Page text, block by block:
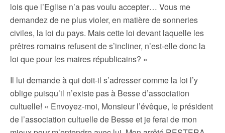
lois que l’Eglise n’a pas voulu accepter… Vous me
demandez de ne plus violer, en matière de sonneries
civiles, la loi du pays. Mais cette loi devant laquelle les
prêtres romains refusent de s’incliner, n’est-elle donc la
loi que pour les maires républicains? »
Il lui demande à qui doit-il s’adresser comme la loi l’y
oblige puisqu’il n’existe pas à Besse d’association
cultuelle! « Envoyez-moi, Monsieur l’évêque, le président
de l’association cultuelle de Besse et je ferai de mon